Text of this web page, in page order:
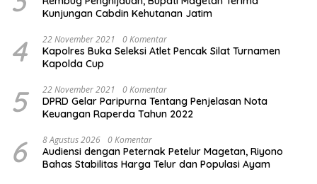
Kunjungan Cabdin Kehutanan Jatim
4 22 November 2021 0 Komentar
Kapolres Buka Seleksi Atlet Pencak Silat Turnamen
Kapolda Cup
5 22 November 2021 0 Komentar
DPRD Gelar Paripurna Tentang Penjelasan Nota
Keuangan Raperda Tahun 2022
6 8 Agustus 2026 0 Komentar
Audiensi dengan Peternak Petelur Magetan, Riyono
Bahas Stabilitas Harga Telur dan Populasi Ayam